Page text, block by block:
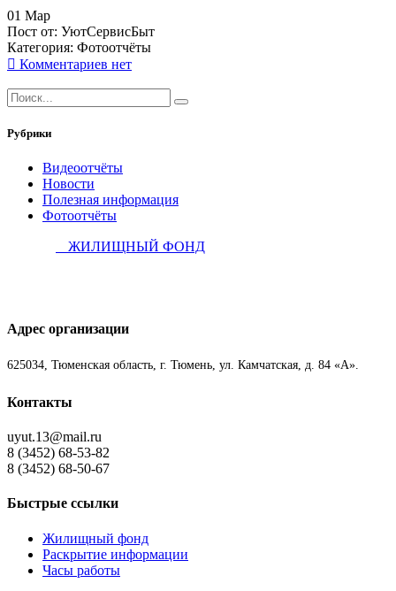
01 Мар
Пост от: УютСервисБыт
Категория: Фотоотчёты
Комментариев нет
Рубрики
Видеоотчёты
Новости
Полезная информация
Фотоотчёты
ЖИЛИЩНЫЙ ФОНД
Адрес организации
625034, Тюменская область, г. Тюмень, ул. Камчатская, д. 84 «А».
Контакты
uyut.13@mail.ru
8 (3452) 68-53-82
8 (3452) 68-50-67
Быстрые ссылки
Жилищный фонд
Раскрытие информации
Часы работы